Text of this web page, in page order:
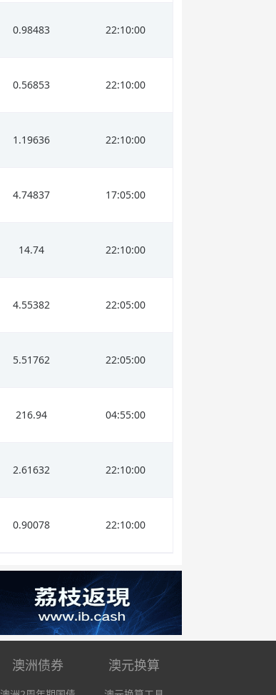
0.98483 22:10:00
0.56853 22:10:00
1.19636 22:10:00
4.74837 17:05:00
14.74 22:10:00
4.55382 22:05:00
5.51762 22:05:00
216.94 04:55:00
2.61632 22:10:00
0.90078 22:10:00
澳洲债券 澳元换算